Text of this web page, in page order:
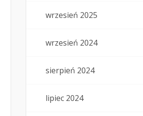
wrzesień 2025
wrzesień 2024
sierpień 2024
lipiec 2024